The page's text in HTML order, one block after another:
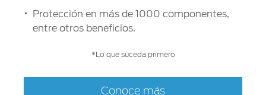
Protección en más de 1000 componentes,
entre otros beneficios.
*Lo que suceda primero
Conoce más